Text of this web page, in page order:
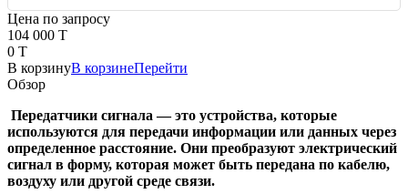
Цена по запросу
104 000 T
0 T
В корзинуВ корзинеПерейти
Обзор
Передатчики сигнала — это устройства, которые
используются для передачи информации или данных через
определенное расстояние. Они преобразуют электрический
сигнал в форму, которая может быть передана по кабелю,
воздуху или другой среде связи.